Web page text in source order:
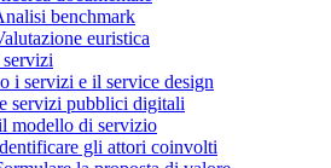
benchmark
euristica
i servizi e il service design
servizi pubblici digitali
modello di servizio
gli attori coinvolti